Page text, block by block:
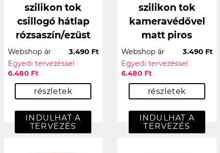
szilikon tok
csillogó hátlap
rózsaszín/ezüst
Webshop ár
3.490 Ft
Egyedi tervezéssel
6.480 Ft
részletek
INDULHAT A
TERVEZÉS
szilikon tok
kameravédővel
matt piros
Webshop ár
3.490 Ft
Egyedi tervezéssel
6.480 Ft
részletek
INDULHAT A
TERVEZÉS